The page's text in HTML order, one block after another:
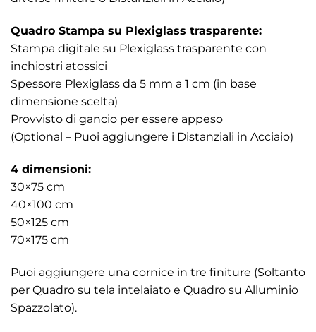
Quadro Stampa su Plexiglass trasparente:
Stampa digitale su Plexiglass trasparente con
inchiostri atossici
Spessore Plexiglass da 5 mm a 1 cm (in base
dimensione scelta)
Provvisto di gancio per essere appeso
(Optional – Puoi aggiungere i Distanziali in Acciaio)
4 dimensioni:
30×75 cm
40×100 cm
50×125 cm
70×175 cm
Puoi aggiungere una cornice in tre finiture (Soltanto
per Quadro su tela intelaiato e Quadro su Alluminio
Spazzolato).